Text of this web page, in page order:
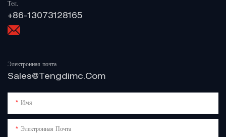
Тел.
+86-13073128165
Электронная почта
Sales@tengdimc.com
Имя
Электронная Почта